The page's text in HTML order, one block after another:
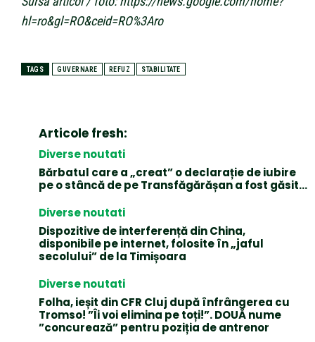
hl=ro&gl=RO&ceid=RO%3Aro
TAGS GUVERNARE REFUZ STABILITATE
Articole fresh:
Diverse noutati
Bărbatul care a „creat” o declarație de iubire
pe o stâncă de pe Transfăgărășan a fost găsit…
Diverse noutati
Dispozitive de interferență din China,
disponibile pe internet, folosite în „jaful
secolului” de la Timișoara
Diverse noutati
Folha, ieșit din CFR Cluj după înfrângerea cu
Tromso! ”Îi voi elimina pe toți!”. DOUĂ nume
”concurează” pentru poziția de antrenor